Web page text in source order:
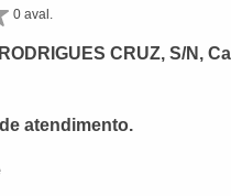
0 aval.
CRUZ, S/N,
atendimento.